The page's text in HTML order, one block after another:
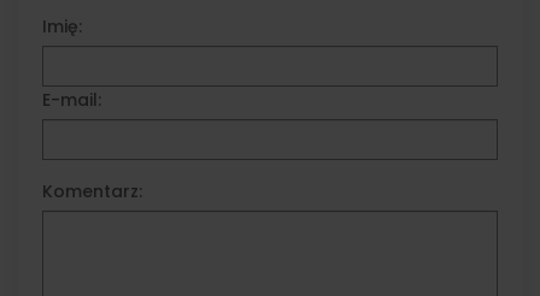
Imię:
E-mail:
Komentarz: